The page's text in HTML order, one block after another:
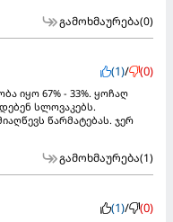
გამოხმაურება(0)
(1)/ (0)
იყო 67% - 33%. ყოჩაღ
სლოვაკებს.
წარმატებას. ჯერ
გამოხმაურება(1)
(1)/ (0)